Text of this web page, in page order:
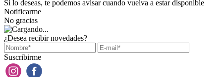
Si lo deseas, te podemos avisar cuando vuelva a estar disponible
Notificarme
No gracias
¿Desea recibir novedades?
Suscribirme